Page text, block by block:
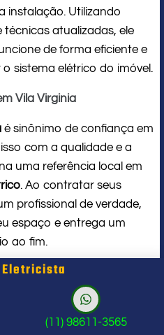
instalação. Utilizando
atualizadas, ele
de forma eficiente e
sistema elétrico do imóvel.
Vila Virginia
é sinônimo de confiança em
com a qualidade e a
uma referência local em
. Ao contratar seus
profissional de verdade,
espaço e entrega um
ao fim.
sinais que
chamar um
(11) 98611-3565